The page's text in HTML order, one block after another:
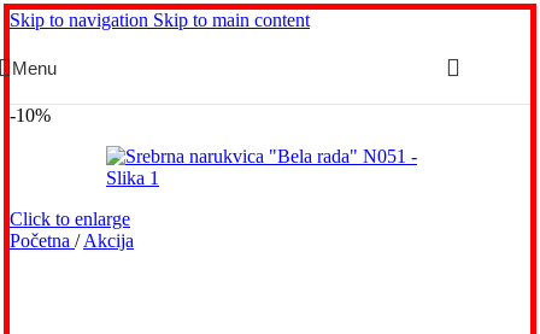
Skip to navigation Skip to main content
Menu
-10%
Click to enlarge
Početna / Akcija